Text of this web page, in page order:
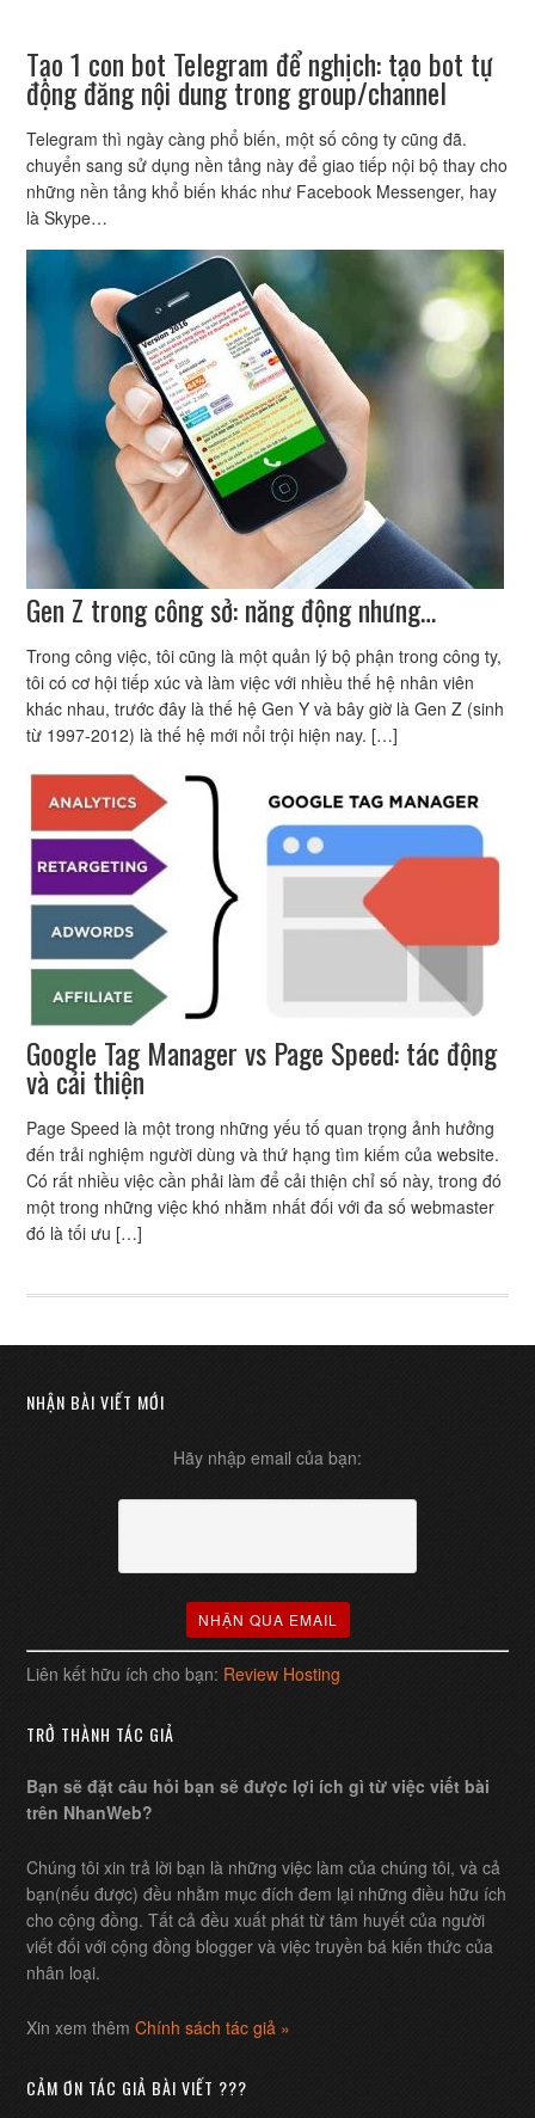
Tạo 1 con bot Telegram để nghịch: tạo bot tự
động đăng nội dung trong group/channel
Telegram thì ngày càng phổ biến, một số công ty cũng đã.
chuyển sang sử dụng nền tảng này để giao tiếp nội bộ thay cho
những nền tảng khổ biến khác như Facebook Messenger, hay
là Skype…
Gen Z trong công sở: năng động nhưng…
Trong công việc, tôi cũng là một quản lý bộ phận trong công ty,
tôi có cơ hội tiếp xúc và làm việc với nhiều thế hệ nhân viên
khác nhau, trước đây là thế hệ Gen Y và bây giờ là Gen Z (sinh
từ 1997-2012) là thế hệ mới nổi trội hiện nay. […]
Google Tag Manager vs Page Speed: tác động
và cải thiện
Page Speed là một trong những yếu tố quan trọng ảnh hưởng
đến trải nghiệm người dùng và thứ hạng tìm kiếm của website.
Có rất nhiều việc cần phải làm để cải thiện chỉ số này, trong đó
một trong những việc khó nhằm nhất đối với đa số webmaster
đó là tối ưu […]
NHẬN BÀI VIẾT MỚI
Hãy nhập email của bạn:
Liên kết hữu ích cho bạn: Review Hosting
TRỞ THÀNH TÁC GIẢ
Bạn sẽ đặt câu hỏi bạn sẽ được lợi ích gì từ việc viết bài
trên NhanWeb?
Chúng tôi xin trả lời bạn là những việc làm của chúng tôi, và cả
bạn(nếu được) đều nhằm mục đích đem lại những điều hữu ích
cho cộng đồng. Tất cả đều xuất phát từ tâm huyết của người
viết đối với cộng đồng blogger và việc truyền bá kiến thức của
nhân loại.
Xin xem thêmChính sách tác giả »
CẢM ƠN TÁC GIẢ BÀI VIẾT ???